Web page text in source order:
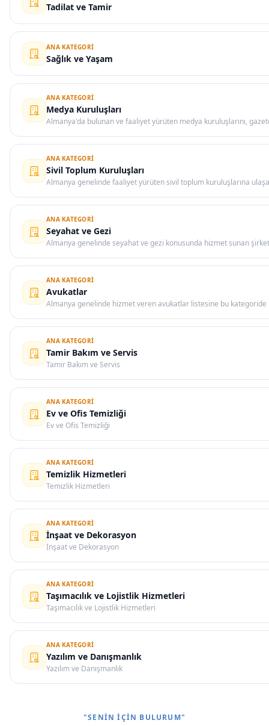
Tadilat ve Tamir
ANA KATEGORI
Sağlık ve Yaşam
ANA KATEGORI
Medya Kuruluşları
Almanya'da bulunan ve faaliyet yürüten medya kuruluşlarını,
ANA KATEGORI
Sivil Toplum Kuruluşları
Almanya genelinde faaliyet yürüten sivil toplum kuruluşlarına
ANA KATEGORI
Seyahat ve Gezi
Almanya genelinde seyahat ve gezi konusunda hizmet sunan
ANA KATEGORI
Avukatlar
Almanya genelinde hizmet veren avukatlar listesine bu
ANA KATEGORI
Tamir Bakım ve Servis
Tamir Bakım ve Servis
ANA KATEGORI
Ev ve Ofis Temizliği
Ev ve Ofis Temizliği
ANA KATEGORI
Temizlik Hizmetleri
Temizlik Hizmetleri
ANA KATEGORI
İnşaat ve Dekorasyon
İnşaat ve Dekorasyon
ANA KATEGORI
Taşımacılık ve Lojistlik Hizmetleri
Taşımacılık ve Lojistlik Hizmetleri
ANA KATEGORI
Yazılım ve Danışmanlık
Yazılım ve Danışmanlık
"SENIN İÇIN BULURUM"